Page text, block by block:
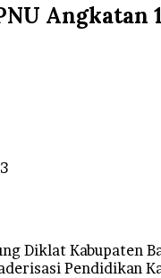
Angkatan
Diklat Kabupaten
Pendidikan